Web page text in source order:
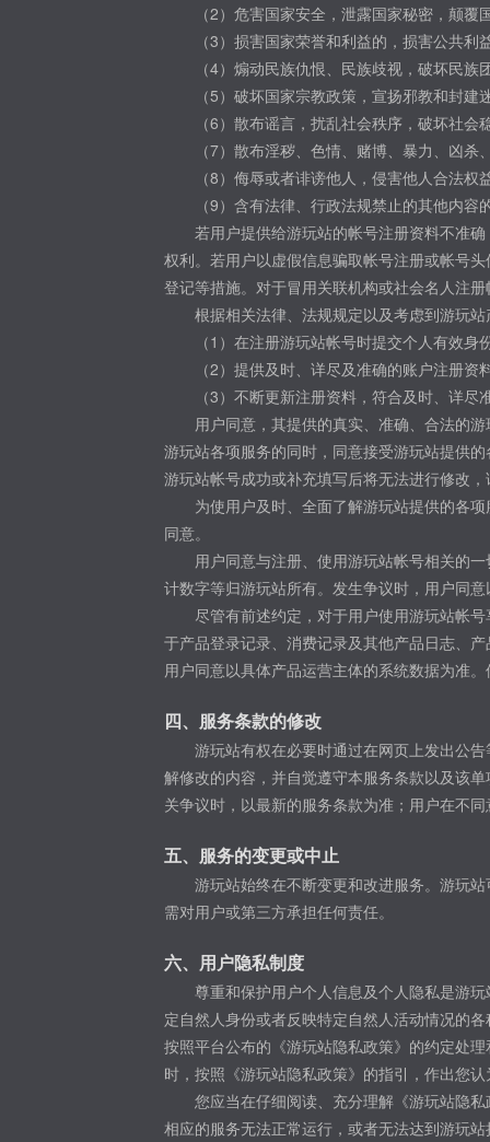
（2）危害国家安全，泄露国家秘密，颠
（3）损害国家荣誉和利益的，损害公共利
（4）煽动民族仇恨、民族歧视，破坏民族
（5）破坏国家宗教政策，宣扬邪教和封建
（6）散布谣言，扰乱社会秩序，破坏社会
（7）散布淫秽、色情、赌博、暴力、凶
（8）侮辱或者诽谤他人，侵害他人合法权
（9）含有法律、行政法规禁止的其他内容
若用户提供给游玩站的帐号注册资料不准
权利。若用户以虚假信息骗取帐号注册或帐号
登记等措施。对于冒用关联机构或社会名人注
根据相关法律、法规规定以及考虑到游玩
（1）在注册游玩站帐号时提交个人有效身
（2）提供及时、详尽及准确的账户注册资
（3）不断更新注册资料，符合及时、详
用户同意，其提供的真实、准确、合法的
游玩站各项服务的同时，同意接受游玩站提供
游玩站帐号成功或补充填写后将无法进行修改
为使用户及时、全面了解游玩站提供的各
同意。
用户同意与注册、使用游玩站帐号相关的
计数字等归游玩站所有。发生争议时，用户同
尽管有前述约定，对于用户使用游玩站帐
于产品登录记录、消费记录及其他产品日志、
用户同意以具体产品运营主体的系统数据为准
四、服务条款的修改
游玩站有权在必要时通过在网页上发出公
解修改的内容，并自觉遵守本服务条款以及该
关争议时，以最新的服务条款为准；用户在不
五、服务的变更或中止
游玩站始终在不断变更和改进服务。游玩
需对用户或第三方承担任何责任。
六、用户隐私制度
尊重和保护用户个人信息及个人隐私是游
定自然人身份或者反映特定自然人活动情况的
按照平台公布的《游玩站隐私政策》的约定处
时，按照《游玩站隐私政策》的指引，作出您
您应当在仔细阅读、充分理解《游玩站隐
相应的服务无法正常运行，或者无法达到游玩